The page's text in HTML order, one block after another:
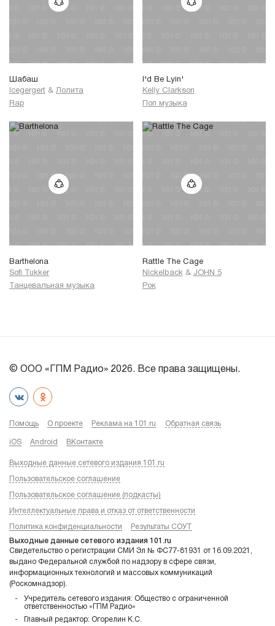
Шабаш
Icegergert & Лолита
Rap
I'd Be Lyin'
Kelly Clarkson
Поп музыка
Barthelona
Sofi Tukker
Танцевальная музыка
Rattle The Cage
Nickelback & JOHN 5
Рок
© ООО «ГПМ Радио» 2026. Все права защищены.
Помощь О проекте Реклама на 101.ru Обратная связь
iOS Android ВКонтакте
Выходные данные сетевого издания 101.ru
Пользовательское соглашение
Пользовательское соглашение (подкасты)
Интеллектуальные права и отказ от ответственности
Политика конфиденциальности Результаты СОУТ
Выходные данные сетевого издания 101.ru
Свидетельство о регистрации СМИ Эл № ФС77-81931 от 16.09.2021,
выдано Федеральной службой по надзору в сфере связи,
информационных технологий и массовых коммуникаций
(Роскомнадзор).
Учредитель сетевого издания: Общество с ограниченной
ответственностью «ГПМ Радио»
Главный редактор: Огорелин К.С.